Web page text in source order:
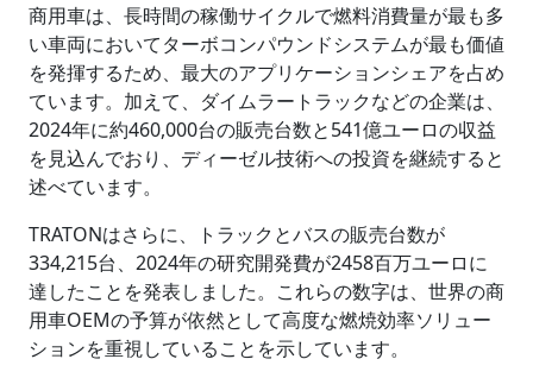
商用車は、長時間の稼働サイクルで燃料消費量が最も多
い車両においてターボコンパウンドシステムが最も価値
を発揮するため、最大のアプリケーションシェアを占め
ています。加えて、ダイムラートラックなどの企業は、
2024年に約460,000台の販売台数と541億ユーロの収益
を見込んでおり、ディーゼル技術への投資を継続すると
述べています。
TRATONはさらに、トラックとバスの販売台数が
334,215台、2024年の研究開発費が2458百万ユーロに
達したことを発表しました。これらの数字は、世界の商
用車OEMの予算が依然として高度な燃焼効率ソリュー
ションを重視していることを示しています。